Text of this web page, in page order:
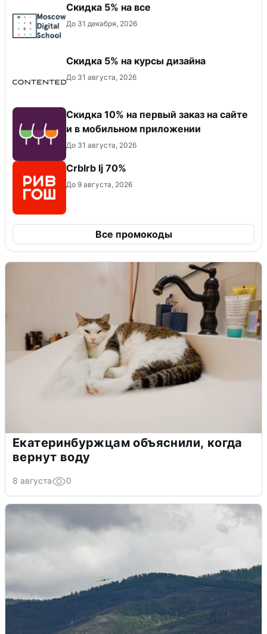
Скидка 5% на все
До 31 декабря, 2026
Скидка 5% на курсы дизайна
До 31 августа, 2026
Скидка 10% на первый заказ на сайте
и в мобильном приложении
До 31 августа, 2026
Crblrb lj 70%
До 9 августа, 2026
Все промокоды
Екатеринбуржцам объяснили, когда
вернут воду
8 августа 0